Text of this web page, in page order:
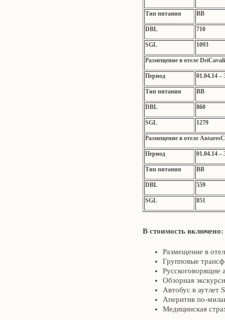
Тип питания ВВ
DBL 710
SGL 1093
Размещение в отеле
Период 01.04.14 –
Тип питания BB
DBL 860
SGL 1279
Размещение в отеле
Период 01.04.14 –
Тип питания ВВ
DBL 559
SGL 851
В стоимость включено:
Размещение в
Групповые
Русскоговорящие
Обзорная
Автобус в аутлет
Аперитив по-
Медицинская